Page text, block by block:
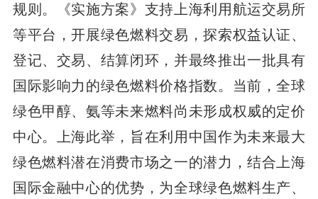
规则。《实施方案》支持上海利用航运交易所
等平台，开展绿色燃料交易，探索权益认证、
登记、交易、结算闭环，并最终推出一批具有
国际影响力的绿色燃料价格指数。当前，全球
绿色甲醇、氨等未来燃料尚未形成权威的定价
中心。上海此举，旨在利用中国作为未来最大
绿色燃料潜在消费市场之一的潜力，结合上海
国际金融中心的优势，为全球绿色燃料生产、